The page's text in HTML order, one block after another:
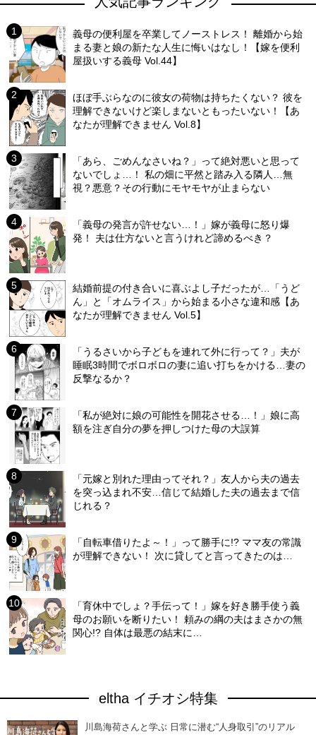
義母の便利屋を卒業してノーストレス！ 離婚から始
まる妻と娘の新たな人生に悔いはなし！【嫁を便利
屋扱いする義母 Vol.44】
ほぼ手ぶらなのに彼女の荷物は持ちたくない？ 彼を
理解できないけど楽しまないともったいない！【あ
なたが理解できません Vol.8】
「あら、ごめんなさいね？」って絶対悪いと思って
ないでしょ…！ 私の畑に平然と踏み入る隣人…無
視？悪意？その行動にモヤモヤが止まらない
「義母の発言が許せない…！」嫁が義母に怒り爆
発！ 夫は仕方ないと言うけれど諦めるべき？
結婚前提の付き合いに喜ぶよし子だったが…「うど
ん」と「オムライス」から始まる小さな違和感【あ
なたが理解できません Vol.5】
「うるさいから子どもを連れて外に行って？」夫が
睡眠3時間でボロボロの妻に追い打ちをかける…妻の
反撃なるか？
「私が絶対に娘の可能性を開花させる…！」娘に高
額を注ぎ自分の夢を押しつけた母の大誤算
「元嫁と別れた理由ってそれ？」友人から夫の過去
を突っ込まれ不安…信じて結婚した夫の過去まで信
じれる？
「自転車借りたよ～！」って勝手に!? ママ友の常識
が理解できない！ 次に貸してと言ってきたのは…
「育休中でしょ？手伝って！」嫁を好き勝手使う義
母のお願いを断りたい！ 頼みの綱の夫はまさかの無
関心!? 自体は最悪の結末に…
eltha イチオシ特集
川島海荷さんと学ぶ 日常に潜む“人身取引”のリアル